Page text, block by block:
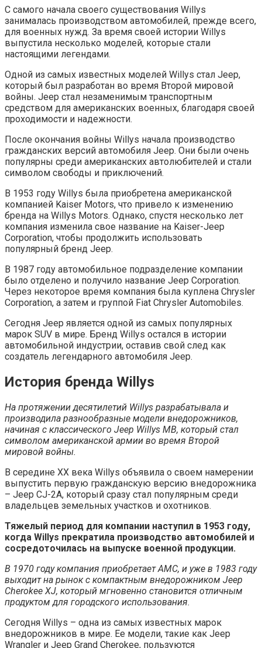
С самого начала своего существования Willys
занималась производством автомобилей, прежде всего,
для военных нужд. За время своей истории Willys
выпустила несколько моделей, которые стали
настоящими легендами.
Одной из самых известных моделей Willys стал Jeep,
который был разработан во время Второй мировой
войны. Jeep стал незаменимым транспортным
средством для американских военных, благодаря своей
проходимости и надежности.
После окончания войны Willys начала производство
гражданских версий автомобиля Jeep. Они были очень
популярны среди американских автолюбителей и стали
символом свободы и приключений.
В 1953 году Willys была приобретена американской
компанией Kaiser Motors, что привело к изменению
бренда на Willys Motors. Однако, спустя несколько лет
компания изменила свое название на Kaiser-Jeep
Corporation, чтобы продолжить использовать
популярный бренд Jeep.
В 1987 году автомобильное подразделение компании
было отделено и получило название Jeep Corporation.
Через некоторое время компания была куплена Chrysler
Corporation, а затем и группой Fiat Chrysler Automobiles.
Сегодня Jeep является одной из самых популярных
марок SUV в мире. Бренд Willys остался в истории
автомобильной индустрии, оставив свой след как
создатель легендарного автомобиля Jeep.
История бренда Willys
На протяжении десятилетий Willys разрабатывала и
производила разнообразные модели внедорожников,
начиная с классического Jeep Willys MB, который стал
символом американской армии во время Второй
мировой войны.
В середине XX века Willys объявила о своем намерении
выпустить первую гражданскую версию внедорожника
– Jeep CJ-2A, который сразу стал популярным среди
владельцев земельных участков и охотников.
Тяжелый период для компании наступил в 1953 году,
когда Willys прекратила производство автомобилей и
сосредоточилась на выпуске военной продукции.
В 1970 году компания приобретает AMC, и уже в 1983 году
выходит на рынок с компактным внедорожником Jeep
Cherokee XJ, который мгновенно становится отличным
продуктом для городского использования.
Сегодня Willys – одна из самых известных марок
внедорожников в мире. Ее модели, такие как Jeep
Wrangler и Jeep Grand Cherokee, пользуются